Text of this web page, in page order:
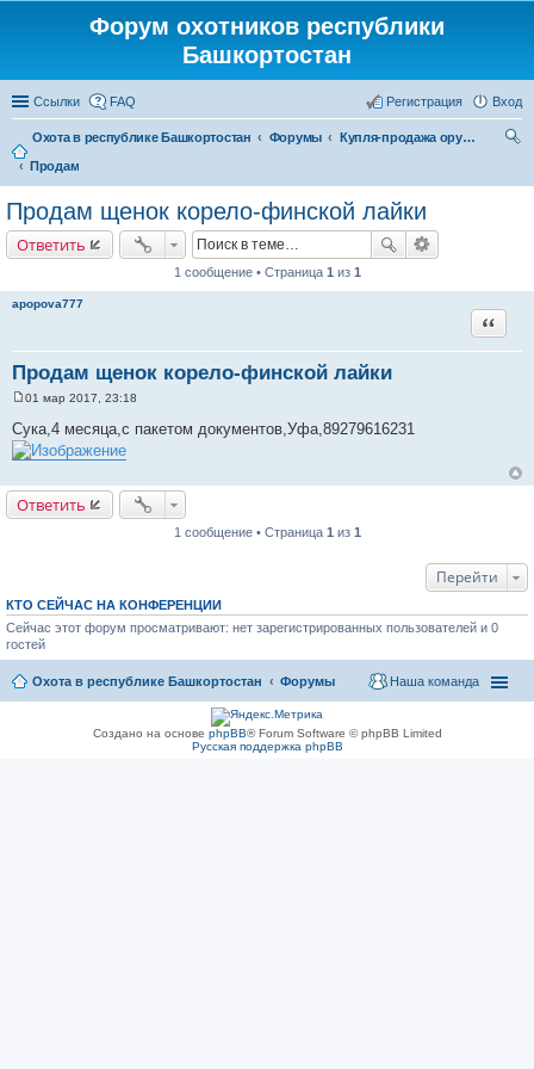
Форум охотников республики
Башкортостан
Ссылки FAQ Вход
Регистрация
Охота в республике Башкортостан Форумы
Купля-продажа оружия, товаров для снаряжение патронов, охотничьих собак
Продам
Продам щенок корело-финской лайки
Ответить
1 сообщение • Страница 1 из 1
apopova777
Продам щенок корело-финской лайки
Цитата
о
б
н
и
е
01 мар 2017, 23:18
Сука,4 месяца,с пакетом документов,Уфа,89279616231
Ответить
1 сообщение • Страница 1 из 1
Перейти
КТО СЕЙЧАС НА КОНФЕРЕНЦИИ
Сейчас этот форум просматривают: нет зарегистрированных пользователей и 0
гостей
Охота в республике Башкортостан Форумы Наша команда
Создано на основе phpBB® Forum Software © phpBB Limited
Русская поддержка phpBB